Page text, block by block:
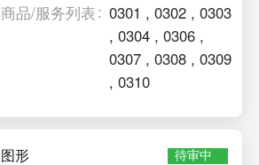
商品/服务列表
0301 ,0302 ,0303
,0304 ,0306 ,
0307 ,0308 ,0309
,0310
图形 待审中